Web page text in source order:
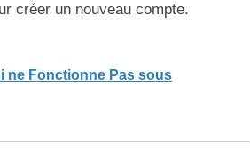
créer un nouveau compte.
ne Fonctionne Pas sous